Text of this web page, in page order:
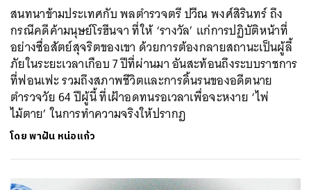
สนทนาข้ามประเทศกับ พลตำรวจตรี ปวีณ พงศ์สิรินทร์ ถึง
กรณีคดีค้ามนุษย์โรฮีนจา ที่ให้ ‘รางวัล’ แก่การปฏิบัติหน้าที่
อย่างซื่อสัตย์สุจริตของเขา ด้วยการต้องกลายสถานะเป็นผู้ลี้
ภัยในระยะเวลาเกือบ 7 ปีที่ผ่านมา อันสะท้อนถึงระบบราชการ
ที่ฟอนเฟะ รวมถึงสภาพชีวิตและการดิ้นรนของอดีตนาย
ตำรวจวัย 64 ปีผู้นี้ ที่เฝ้าอดทนรอเวลาเพื่อจะหงาย ‘ไพ่
ไม้ตาย’ ในการทำความจริงให้ปรากฏ
โดยพาฝัน หน่อแก้ว